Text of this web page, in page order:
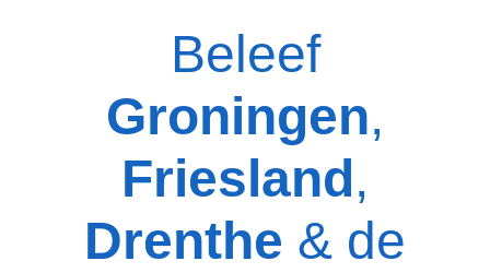
Beleef
Groningen,
Friesland,
Drenthe & de